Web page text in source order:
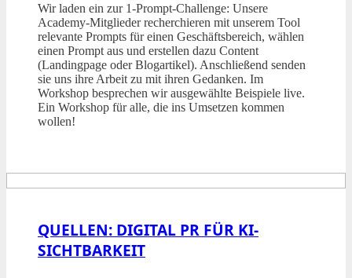
Wir laden ein zur 1-Prompt-Challenge: Unsere
Academy-Mitglieder recherchieren mit unserem Tool
relevante Prompts für einen Geschäftsbereich, wählen
einen Prompt aus und erstellen dazu Content
(Landingpage oder Blogartikel). Anschließend senden
sie uns ihre Arbeit zu mit ihren Gedanken. Im
Workshop besprechen wir ausgewählte Beispiele live.
Ein Workshop für alle, die ins Umsetzen kommen
wollen!
QUELLEN: DIGITAL PR FÜR KI-
SICHTBARKEIT